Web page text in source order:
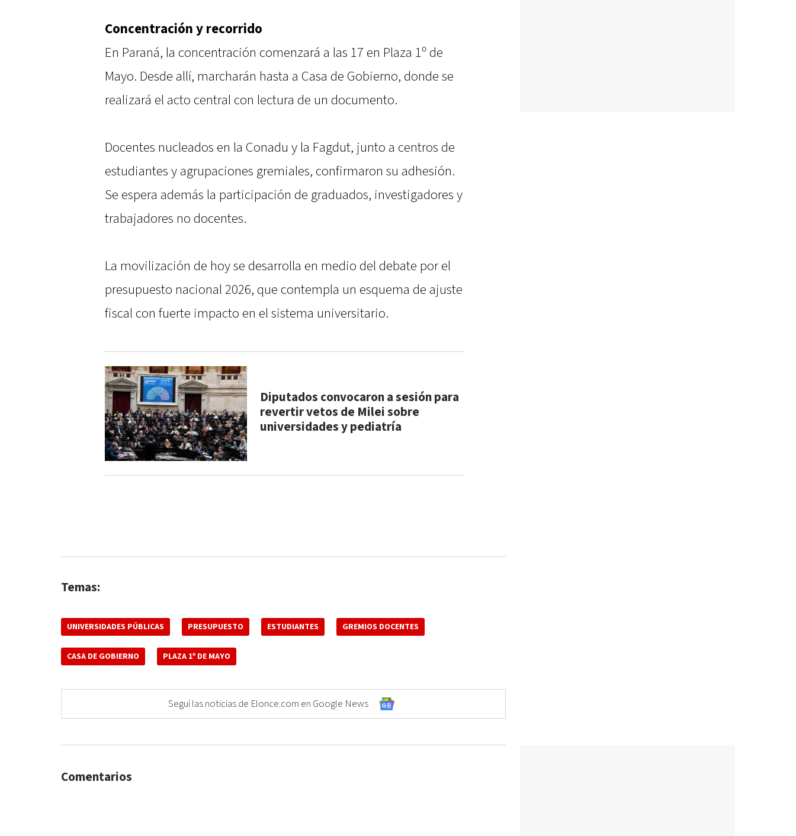
Concentración y recorrido
En Paraná, la concentración comenzará a las 17 en Plaza 1º de
Mayo. Desde allí, marcharán hasta a Casa de Gobierno, donde se
realizará el acto central con lectura de un documento.
Docentes nucleados en la Conadu y la Fagdut, junto a centros de
estudiantes y agrupaciones gremiales, confirmaron su adhesión.
Se espera además la participación de graduados, investigadores y
trabajadores no docentes.
La movilización de hoy se desarrolla en medio del debate por el
presupuesto nacional 2026, que contempla un esquema de ajuste
fiscal con fuerte impacto en el sistema universitario.
Diputados convocaron a sesión para
revertir vetos de Milei sobre
universidades y pediatría
Temas:
UNIVERSIDADES PÚBLICAS PRESUPUESTO ESTUDIANTES GREMIOS DOCENTES
CASA DE GOBIERNO PLAZA 1º DE MAYO
Seguí las noticias de Elonce.com en Google News
Comentarios